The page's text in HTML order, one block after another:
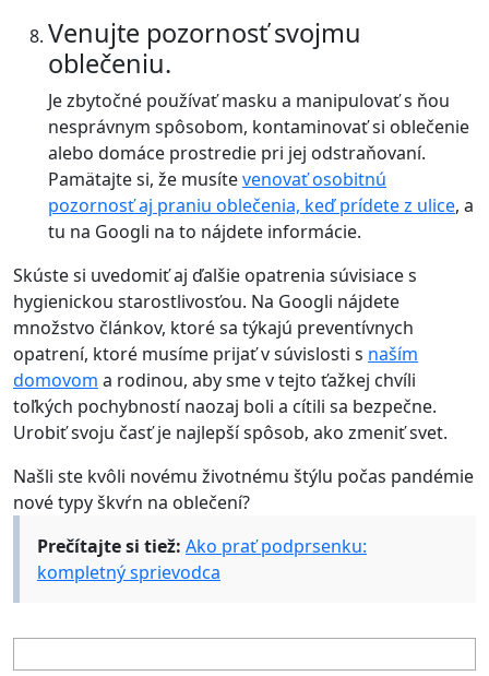
Venujte pozornosť svojmu
oblečeniu.
Je zbytočné používať masku a manipulovať s ňou
nesprávnym spôsobom, kontaminovať si oblečenie
alebo domáce prostredie pri jej odstraňovaní.
Pamätajte si, že musítevenovať osobitnú
pozornosť aj praniu oblečenia, keď prídete z ulice, a
tu na Googli na to nájdete informácie.
Skúste si uvedomiť aj ďalšie opatrenia súvisiace s
hygienickou starostlivosťou. Na Googli nájdete
množstvo článkov, ktoré sa týkajú preventívnych
opatrení, ktoré musíme prijať v súvislosti s naším
domovom a rodinou, aby sme v tejto ťažkej chvíli
toľkých pochybností naozaj boli a cítili sa bezpečne.
Urobiť svoju časť je najlepší spôsob, ako zmeniť svet.
Našli ste kvôli novému životnému štýlu počas pandémie
nové typy škvŕn na oblečení?
Prečítajte si tiež: Ako prať podprsenku:
kompletný sprievodca